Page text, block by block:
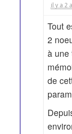
il y a 2
Tout
2
à une
de